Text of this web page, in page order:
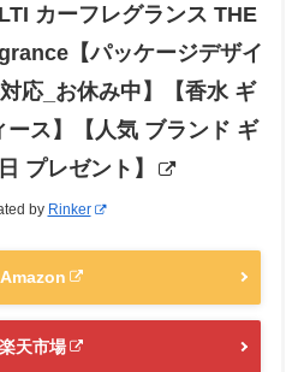
カーフレグランス THE
【パッケージデザイ
応_お休み中】【香水 ギ
ース】【人気 ブランド ギ
プレゼント】
by Rinker
Amazon
楽天市場